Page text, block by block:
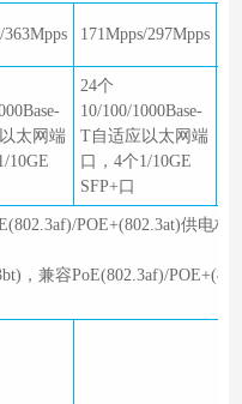
363Mpps 171Mpps/297Mpps
太网端
10GE
24个
10/100/1000Base-
T自适应以太网端
口，4个1/10GE
SFP+口
POE+(802.3at)供电标
，兼容PoE(802.3af)/